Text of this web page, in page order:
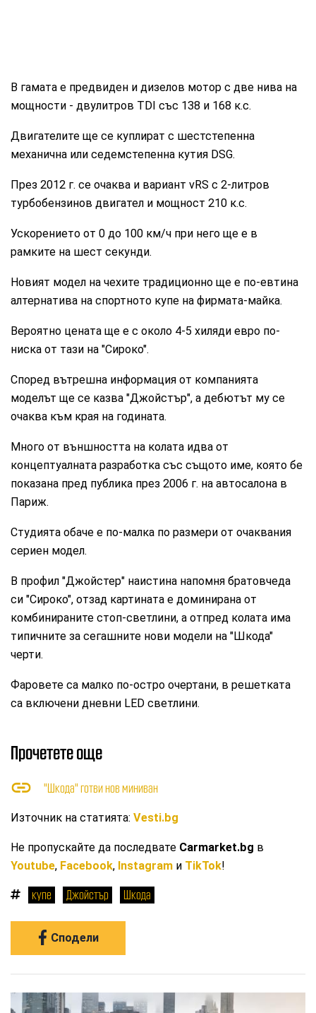
В гамата е предвиден и дизелов мотор с две нива на
мощности - двулитров TDI със 138 и 168 к.с.
Двигателите ще се куплират с шестстепенна
механична или седемстепенна кутия DSG.
През 2012 г. се очаква и вариант vRS с 2-литров
турбобензинов двигател и мощност 210 к.с.
Ускорението от 0 до 100 км/ч при него ще е в
рамките на шест секунди.
Новият модел на чехите традиционно ще е по-евтина
алтернатива на спортното купе на фирмата-майка.
Вероятно цената ще е с около 4-5 хиляди евро по-
ниска от тази на "Сироко".
Според вътрешна информация от компанията
моделът ще се казва "Джойстър", a дебютът му се
очаква към края на годината.
Много от външността на колата идва от
концептуалната разработка със същото име, която бе
показана пред публика през 2006 г. на автосалона в
Париж.
Студията обаче е по-малка по размери от очаквания
сериен модел.
В профил "Джойстер" наистина напомня братовчеда
си "Сироко", отзад картината е доминирана от
комбинираните стоп-светлини, а отпред колата има
типичните за сегашните нови модели на "Шкода"
черти.
Фаровете са малко по-остро очертани, в решетката
са включени дневни LED светлини.
Прочетете още
"Шкода" готви нов миниван
Източник на статията:Vesti.bg
Не пропускайте да последвате Carmarket.bg в
Youtube, Facebook, Instagram и TikTok!
купе Джойстър Шкода
Сподели